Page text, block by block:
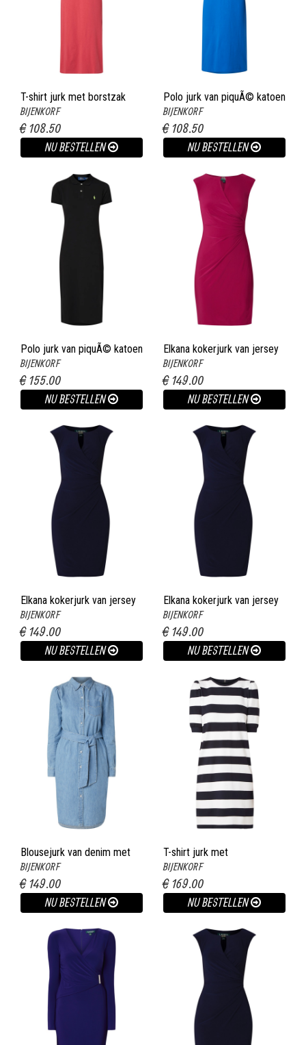
T-shirt jurk met borstzak
steenrood
BIJENKORF
€ 108.50
NU BESTELLEN
Polo jurk van piquÃ© katoen
met logoborduring blauw
BIJENKORF
€ 108.50
NU BESTELLEN
Polo jurk van piquÃ© katoen
met logoborduring zwart
BIJENKORF
€ 155.00
NU BESTELLEN
Elkana kokerjurk van jersey
met gerimpeld detail fuchsia
BIJENKORF
€ 149.00
NU BESTELLEN
Elkana kokerjurk van jersey
met plooidetail donkerblauw
BIJENKORF
€ 149.00
NU BESTELLEN
Elkana kokerjurk van jersey
met plooidetail donkerblauw
BIJENKORF
€ 149.00
NU BESTELLEN
Blousejurk van denim met
strikceintuur indigo
BIJENKORF
€ 149.00
NU BESTELLEN
T-shirt jurk met
streepdessin donkerblauw
BIJENKORF
€ 169.00
NU BESTELLEN